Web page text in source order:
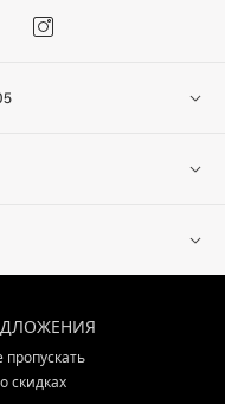
скидках